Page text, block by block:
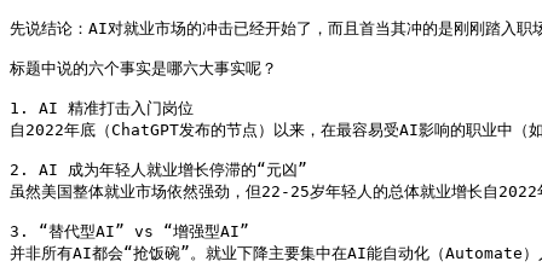
先说结论：AI对就业市场的冲击已经开始了，而且首当其冲的是刚刚踏入职
标题中说的六个事实是哪六大事实呢？
1. AI 精准打击入门岗位
自2022年底（ChatGPT发布的节点）以来，在最容易受AI影响的职业中（
2. AI 成为年轻人就业增长停滞的“元凶”
虽然美国整体就业市场依然强劲，但22-25岁年轻人的总体就业增长自
3. “替代型AI” vs “增强型AI”
并非所有AI都会“抢饭碗”。就业下降主要集中在AI能自动化（Automate